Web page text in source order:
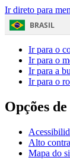
Ir direto para
BRASIL
Ir para o
Ir para o
Ir para a
Ir para o
Opções
Alto
Mapa do